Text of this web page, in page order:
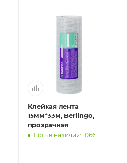
Клейкая лента
15мм*33м, Berlingo,
прозрачная
Есть в наличии: 1066